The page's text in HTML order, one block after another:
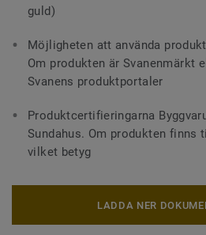
guld)
Möjligheten att använda
Om produkten är Svanenmärkt
Svanens produktportaler
Produktcertifieringarna
Sundahus. Om produkten finns
vilket betyg
LADDA NER